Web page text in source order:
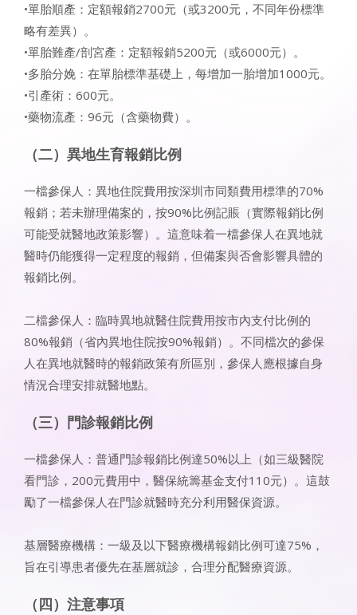
•單胎順產：定額報銷2700元（或3200元，不同年份標準
略有差異）。
•單胎難產/剖宮產：定額報銷5200元（或6000元）。
•多胎分娩：在單胎標準基礎上，每增加一胎增加1000元。
•引產術：600元。
•藥物流產：96元（含藥物費）。
（二）異地生育報銷比例
一檔參保人：異地住院費用按深圳市同類費用標準的70%
報銷；若未辦理備案的，按90%比例記賬（實際報銷比例
可能受就醫地政策影響）。這意味着一檔參保人在異地就
醫時仍能獲得一定程度的報銷，但備案與否會影響具體的
報銷比例。
二檔參保人：臨時異地就醫住院費用按市內支付比例的
80%報銷（省內異地住院按90%報銷）。不同檔次的參保
人在異地就醫時的報銷政策有所區別，參保人應根據自身
情況合理安排就醫地點。
（三）門診報銷比例
一檔參保人：普通門診報銷比例達50%以上（如三級醫院
看門診，200元費用中，醫保統籌基金支付110元）。這鼓
勵了一檔參保人在門診就醫時充分利用醫保資源。
基層醫療機構：一級及以下醫療機構報銷比例可達75%，
旨在引導患者優先在基層就診，合理分配醫療資源。
（四）注意事項